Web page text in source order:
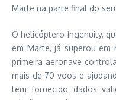
Marte na parte final do
O helicóptero Ingenuity,
em Marte, já superou
primeira aeronave
mais de 70 voos e
tem fornecido dados